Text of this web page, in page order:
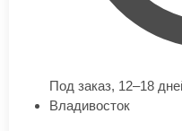
Под заказ, 12–18
Владивосток